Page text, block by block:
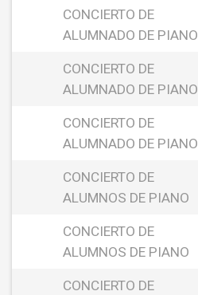
CONCIERTO DE
ALUMNADO DE PIANO
CONCIERTO DE
ALUMNADO DE PIANO
CONCIERTO DE
ALUMNADO DE PIANO
CONCIERTO DE
ALUMNOS DE PIANO
CONCIERTO DE
ALUMNOS DE PIANO
CONCIERTO DE